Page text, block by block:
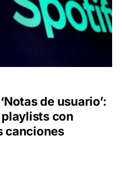
de usuario’:
con
canciones